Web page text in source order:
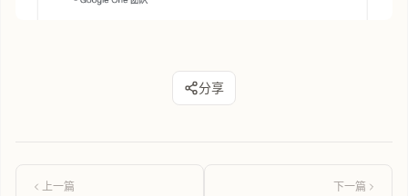
分享
上一篇 下一篇